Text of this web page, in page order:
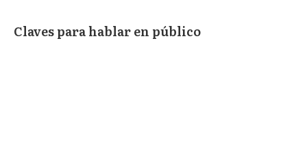
Claves para hablar en público